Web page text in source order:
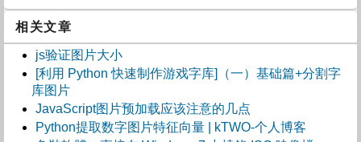
相关文章
js验证图片大小
[利用 Python 快速制作游戏字库]（一）基础篇+分割字
库图片
JavaScript图片预加载应该注意的几点
Python提取数字图片特征向量 | kTWO-个人博客